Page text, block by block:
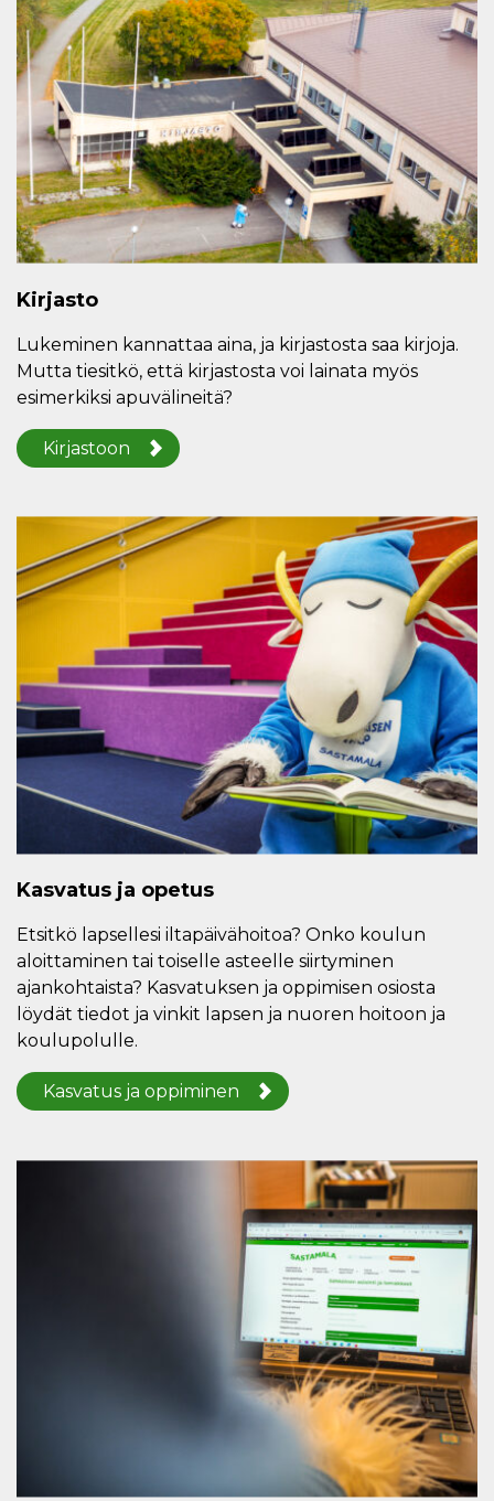
Kirjasto
Lukeminen kannattaa aina, ja kirjastosta saa kirjoja.
Mutta tiesitkö, että kirjastosta voi lainata myös
esimerkiksi apuvälineitä?
Kirjastoon
Kasvatus ja opetus
Etsitkö lapsellesi iltapäivähoitoa? Onko koulun
aloittaminen tai toiselle asteelle siirtyminen
ajankohtaista? Kasvatuksen ja oppimisen osiosta
löydät tiedot ja vinkit lapsen ja nuoren hoitoon ja
koulupolulle.
Kasvatus ja oppiminen